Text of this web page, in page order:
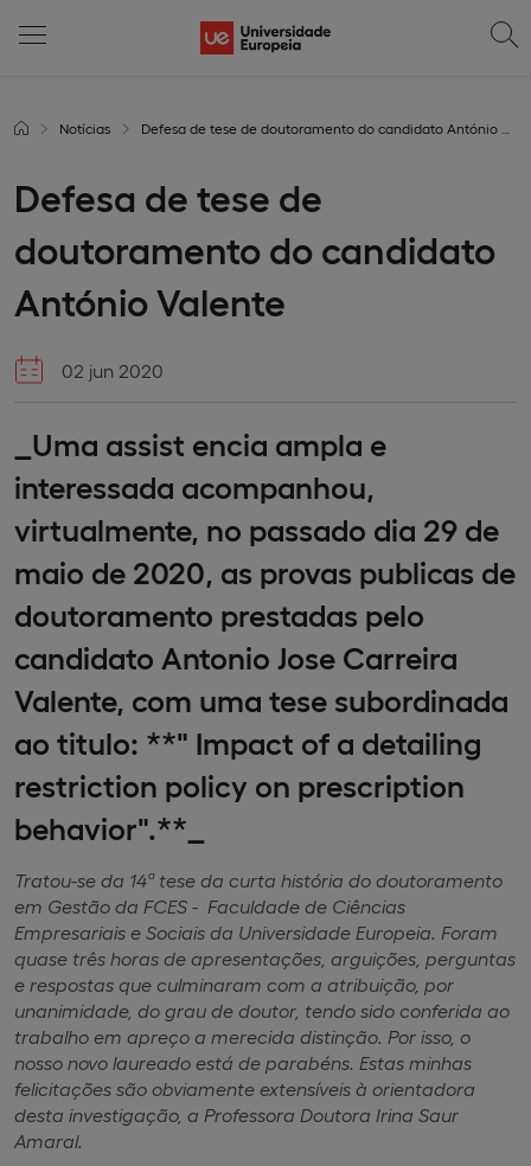
Notícias Defesa de tese de doutoramento do candidato António Valente
Defesa de tese de
doutoramento do candidato
António Valente
02 jun 2020
_Uma assist encia ampla e
interessada acompanhou,
virtualmente, no passado dia 29 de
maio de 2020, as provas publicas de
doutoramento prestadas pelo
candidato Antonio Jose Carreira
Valente, com uma tese subordinada
ao titulo: **" Impact of a detailing
restriction policy on prescription
behavior".**_
Tratou-se da 14ª tese da curta história do doutoramento
em Gestão da FCES - Faculdade de Ciências
Empresariais e Sociais da Universidade Europeia. Foram
quase três horas de apresentações, arguições, perguntas
e respostas que culminaram com a atribuição, por
unanimidade, do grau de doutor, tendo sido conferida ao
trabalho em apreço a merecida distinção. Por isso, o
nosso novo laureado está de parabéns. Estas minhas
felicitações são obviamente extensíveis à orientadora
desta investigação, a Professora Doutora Irina Saur
Amaral.